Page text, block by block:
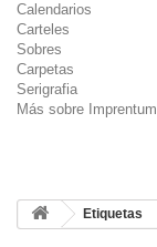
Calendarios
Carteles
Sobres
Carpetas
Serigrafia
Más sobre Imprentum
Etiquetas